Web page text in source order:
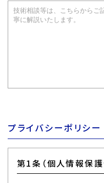
プライバシーポリシー
第1条（個人情報保護